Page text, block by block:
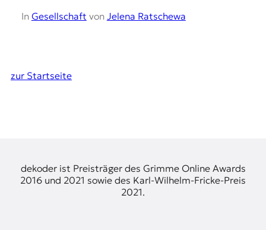
In Gesellschaft von Jelena Ratschewa
zur Startseite
dekoder ist Preisträger des Grimme Online Awards
2016 und 2021 sowie des Karl-Wilhelm-Fricke-Preis
2021.